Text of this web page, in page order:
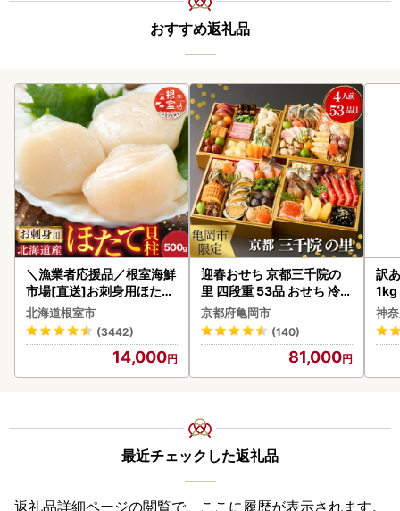
おすすめ返礼品
＼漁業者応援品／根室海鮮
市場[直送]お刺身用ほたて
貝柱500g A-28002
北海道根室市
(3442)
14,000
迎春おせち 京都三千院の
里 四段重 53品 おせち 冷蔵
2027 先行予約
京都府亀岡市
(140)
81,000
訳
1kg
神
最近チェックした返礼品
返礼品詳細ページの閲覧で、ここに履歴が表示されます。